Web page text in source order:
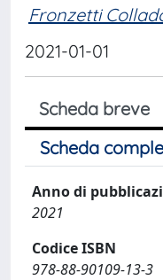
Fronzetti
2021-01-01
Scheda breve
Scheda
Anno di
2021
Codice ISBN
978-88-90109-13-3